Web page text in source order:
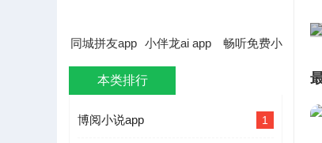
同城拼友app 小伴龙ai app
畅听免费小
本类排行
1
博阅小说app